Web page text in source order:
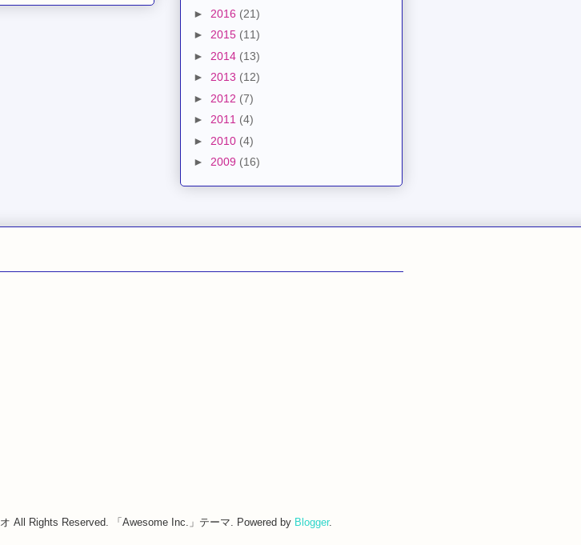
► 2016 (21)
► 2015 (11)
► 2014 (13)
► 2013 (12)
► 2012 (7)
► 2011 (4)
► 2010 (4)
► 2009 (16)
All Rights Reserved. 「Awesome Inc.」テーマ. Powered by Blogger.